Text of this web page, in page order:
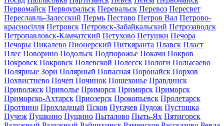
Первомайск Первоуральск Перевальск Перевоз Пересвет
Переславль-Залесский Пермь Пестово Петров Вал Петрово-
красносілля Петровск Петровск-Забайкальский Петрозаводск
Петропавловск-Камчатский Петухово Петушки Печора
Печоры Пикалево Пионерский Питкяранта Плавск Пласт
Плес Поворино Подольск Подпорожье Покачи Покров
Покровск Покровск Полевской Полесск Пологи Полысаево
Полярные Зори Полярный Попасная Поронайск Порхов
Похвистнево Почеп Починок Пошехонье Правдинск
Приволжск Приволье Приморск Приморск Приморск
Приморско-Ахтарск Приозерск Прокопьевск Пролетарск
Протвино Прохладный Псков Пугачев Пудож Пустошка
Пучеж Пушкино Пущино Пыталово Пыть-Ях Пятигорск